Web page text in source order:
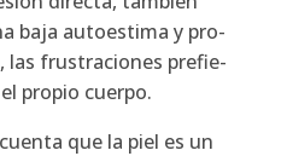
baja auto­es­ti­ma y pro­
las frus­tra­cio­nes pre­fie­
pro­pio cuer­po.
que la piel es un